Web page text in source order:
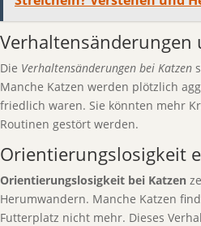
Verhaltensänderungen
Die Verhaltensänderungen bei Katzen
Manche Katzen werden plötzlich
friedlich waren. Sie könnten mehr
Routinen gestört werden.
Orientierungslosigkeit
Orientierungslosigkeit bei Katzen
Herumwandern. Manche Katzen
Futterplatz nicht mehr. Dieses